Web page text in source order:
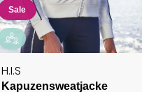
Sale
H.I.S
Kapuzensweatjacke